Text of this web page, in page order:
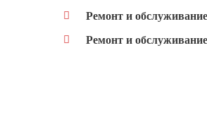
Ремонт и
Ремонт и